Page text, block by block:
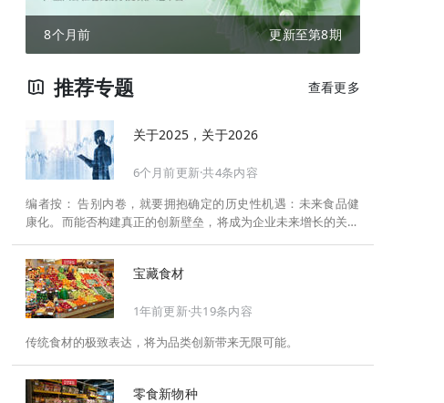
8个月前 更新至第8期
推荐专题 查看更多
关于2025，关于2026
6个月前更新·共4条内容
编者按： 告别内卷，就要拥抱确定的历史性机遇：未来食品健
康化。而能否构建真正的创新壁垒，将成为企业未来增长的关键
《关于2025，关于2026》，将以“创新产品”透视“未来机会”，以
全球视野探寻中国机遇、增长解法，拆解年度标杆的增长逻辑与
谋篇布局，深挖“药食同源”“低GI”“老龄营养”“清洁标签”等热门赛
道的爆品基因，从趋势预判、品类创新、未来增长机会、企业战
南。
宝藏食材
1年前更新·共19条内容
传统食材的极致表达，将为品类创新带来无限可能。
零食新物种